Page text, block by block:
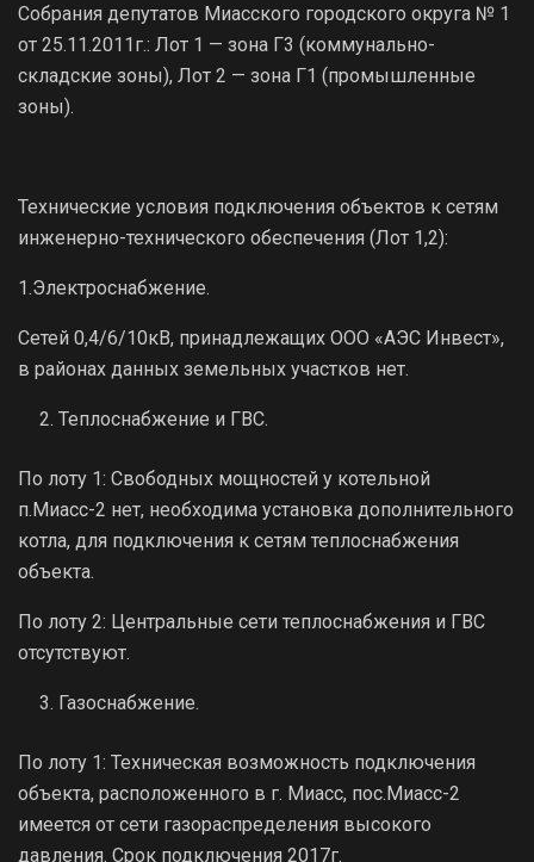
Собрания депутатов Миасского городского округа № 1
от 25.11.2011г.: Лот 1 — зона Г3 (коммунально-
складские зоны), Лот 2 — зона Г1 (промышленные
зоны).
Технические условия подключения объектов к сетям
инженерно-технического обеспечения (Лот 1,2):
1.Электроснабжение.
Сетей 0,4/6/10кВ, принадлежащих ООО «АЭС Инвест»,
в районах данных земельных участков нет.
Теплоснабжение и ГВС.
По лоту 1: Свободных мощностей у котельной
п.Миасс-2 нет, необходима установка дополнительного
котла, для подключения к сетям теплоснабжения
объекта.
По лоту 2: Центральные сети теплоснабжения и ГВС
отсутствуют.
Газоснабжение.
По лоту 1: Техническая возможность подключения
объекта, расположенного в г. Миасс, пос.Миасс-2
имеется от сети газораспределения высокого
давления. Срок подключения 2017г.